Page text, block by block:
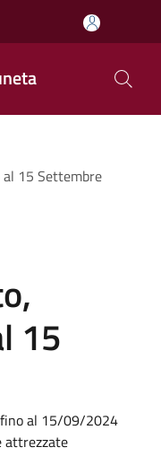
15 Settembre
15
fino al 15/09/2024
attrezzate